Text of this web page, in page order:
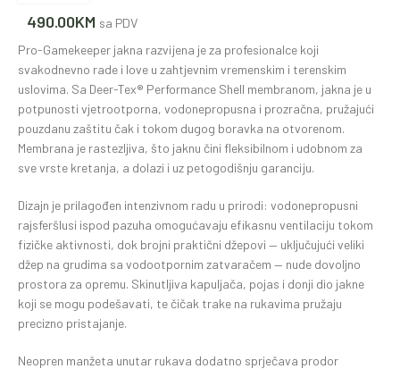
490.00KM sa PDV
Pro-Gamekeeper jakna razvijena je za profesionalce koji
svakodnevno rade i love u zahtjevnim vremenskim i terenskim
uslovima. Sa Deer-Tex® Performance Shell membranom, jakna je u
potpunosti vjetrootporna, vodonepropusna i prozračna, pružajući
pouzdanu zaštitu čak i tokom dugog boravka na otvorenom.
Membrana je rastezljiva, što jaknu čini fleksibilnom i udobnom za
sve vrste kretanja, a dolazi i uz petogodišnju garanciju.
Dizajn je prilagođen intenzivnom radu u prirodi: vodonepropusni
rajsferšlusi ispod pazuha omogućavaju efikasnu ventilaciju tokom
fizičke aktivnosti, dok brojni praktični džepovi — uključujući veliki
džep na grudima sa vodootpornim zatvaračem — nude dovoljno
prostora za opremu. Skinutljiva kapuljača, pojas i donji dio jakne
koji se mogu podešavati, te čičak trake na rukavima pružaju
precizno pristajanje.
Neopren manžeta unutar rukava dodatno sprječava prodor